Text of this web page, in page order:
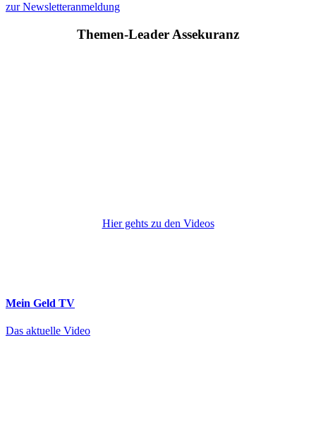
zur Newsletteranmeldung
Themen-Leader Assekuranz
Hier gehts zu den Videos
Mein Geld TV
Das aktuelle Video